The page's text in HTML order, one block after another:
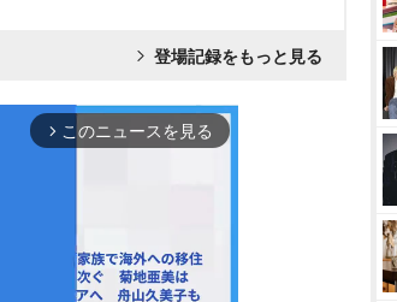
登場記録をもっと見る
arrow_forward_ios このニュースを見る